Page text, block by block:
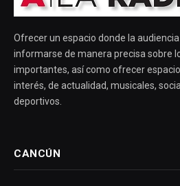
Ofrecer un espacio donde la
informarse de manera precisa sobre
importantes, así como ofrecer
interés, de actualidad, musicales,
deportivos.
CANCÚN